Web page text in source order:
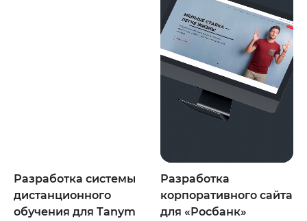
Разработка системы
дистанционного
обучения для Tanym
Разработка
корпоративного сайта
для «Росбанк»